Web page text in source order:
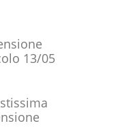
13/05